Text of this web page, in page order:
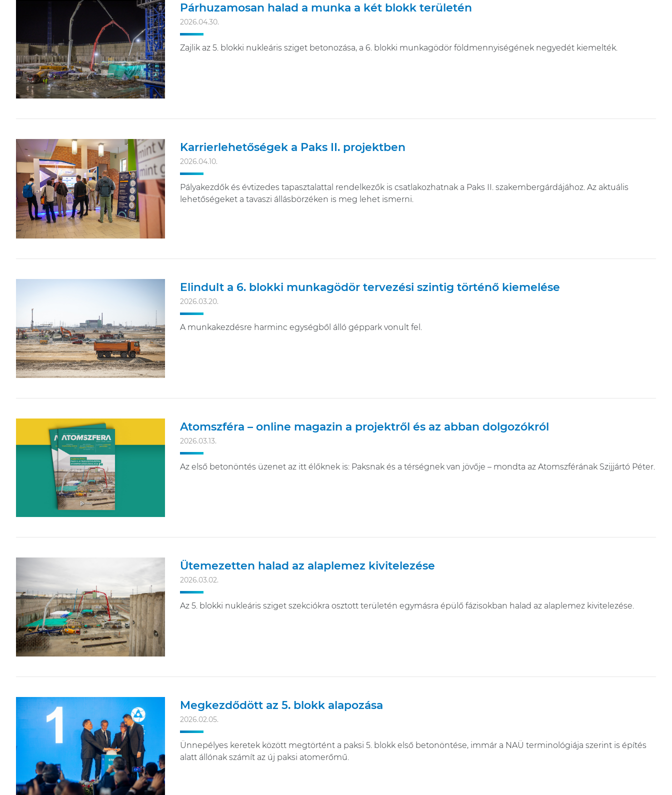
Párhuzamosan halad a munka a két blokk területén
2026.04.30.
Zajlik az 5. blokki nukleáris sziget betonozása, a 6. blokki munkagödör földmennyiségének negyedét kiemelték.
Karrierlehetőségek a Paks II. projektben
2026.04.10.
Pályakezdők és évtizedes tapasztalattal rendelkezők is csatlakozhatnak a Paks II. szakembergárdájához. Az aktuális
lehetőségeket a tavaszi állásbörzéken is meg lehet ismerni.
Elindult a 6. blokki munkagödör tervezési szintig történő kiemelése
2026.03.20.
A munkakezdésre harminc egységből álló géppark vonult fel.
Atomszféra – online magazin a projektről és az abban dolgozókról
2026.03.13.
Az első betonöntés üzenet az itt élőknek is: Paksnak és a térségnek van jövője – mondta az Atomszférának Szijjártó Péter.
Ütemezetten halad az alaplemez kivitelezése
2026.03.02.
Az 5. blokki nukleáris sziget szekciókra osztott területén egymásra épülő fázisokban halad az alaplemez kivitelezése.
Megkezdődött az 5. blokk alapozása
2026.02.05.
Ünnepélyes keretek között megtörtént a paksi 5. blokk első betonöntése, immár a NAÜ terminológiája szerint is építés
alatt állónak számít az új paksi atomerőmű.